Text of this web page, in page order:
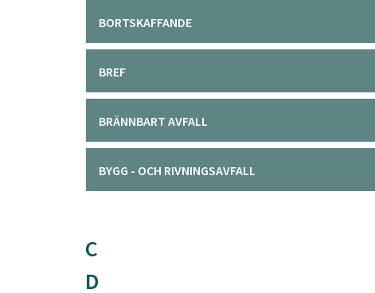
BORTSKAFFANDE
BREF
BRÄNNBART AVFALL
BYGG - OCH RIVNINGSAVFALL
C
D